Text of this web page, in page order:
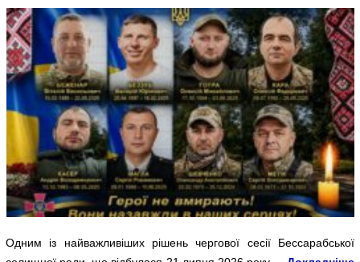
Одним із найважливіших рішень чергової сесії Бессарабської